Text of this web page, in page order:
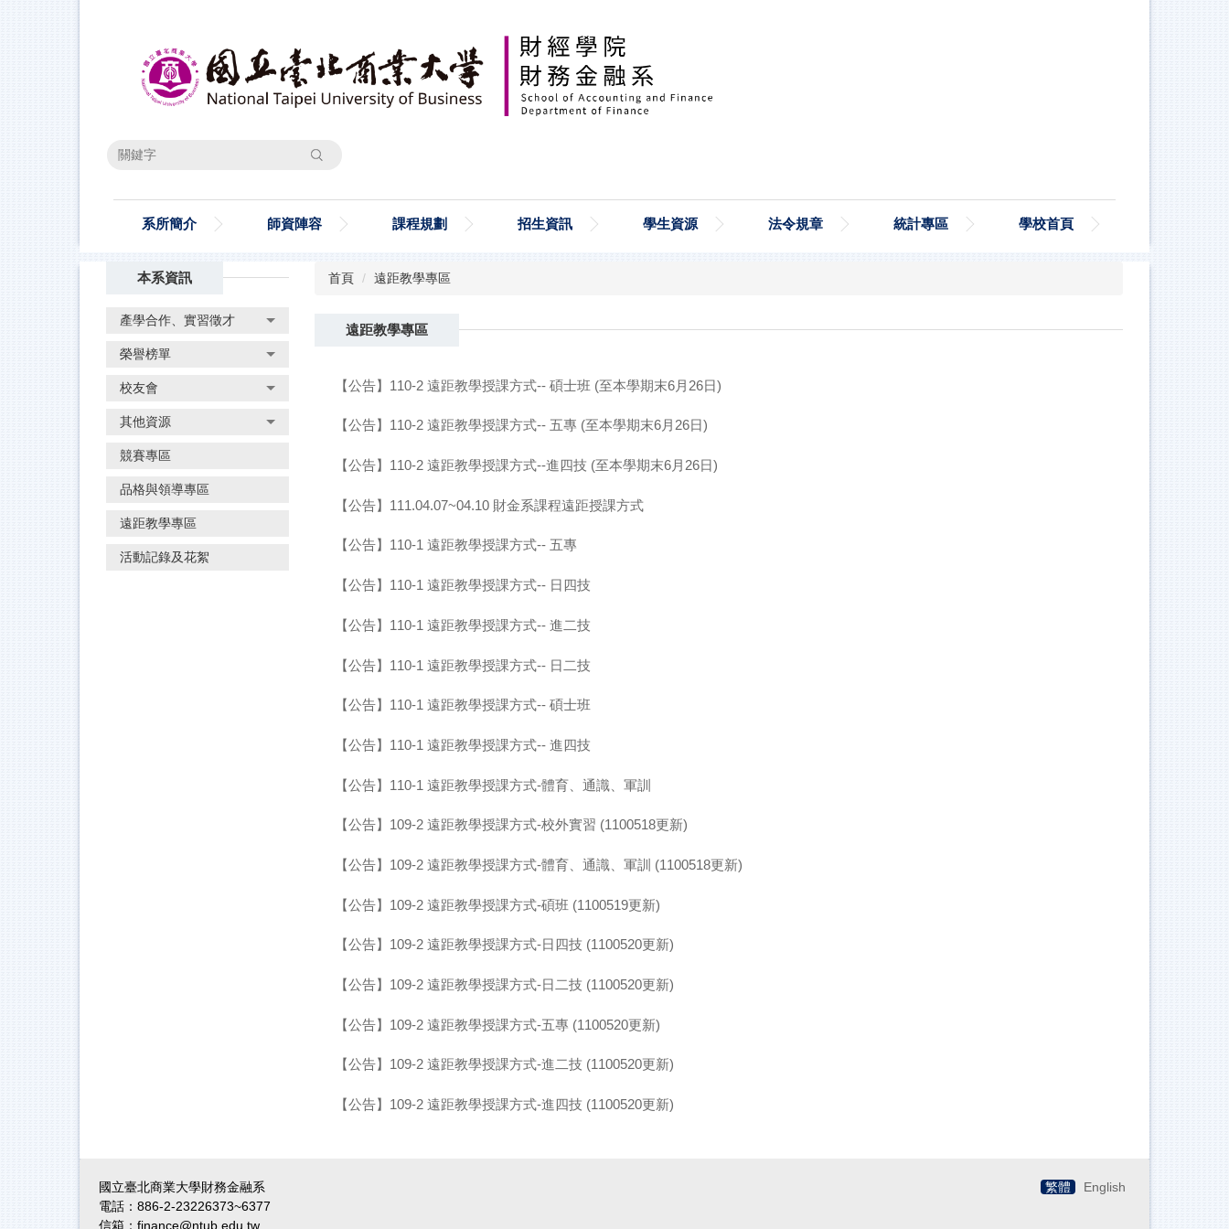
搜尋
系所簡介 師資陣容 課程規劃 招生資訊 學生資源 法令規章 統計專區 學校首頁
本系資訊
產學合作、實習徵才
榮譽榜單
校友會
其他資源
競賽專區
品格與領導專區
遠距教學專區
活動記錄及花絮
首頁 遠距教學專區
遠距教學專區
【公告】110-2 遠距教學授課方式-- 碩士班 (至本學期末6月26日)
【公告】110-2 遠距教學授課方式-- 五專 (至本學期末6月26日)
【公告】110-2 遠距教學授課方式--進四技 (至本學期末6月26日)
【公告】111.04.07~04.10 財金系課程遠距授課方式
【公告】110-1 遠距教學授課方式-- 五專
【公告】110-1 遠距教學授課方式-- 日四技
【公告】110-1 遠距教學授課方式-- 進二技
【公告】110-1 遠距教學授課方式-- 日二技
【公告】110-1 遠距教學授課方式-- 碩士班
【公告】110-1 遠距教學授課方式-- 進四技
【公告】110-1 遠距教學授課方式-體育、通識、軍訓
【公告】109-2 遠距教學授課方式-校外實習 (1100518更新)
【公告】109-2 遠距教學授課方式-體育、通識、軍訓 (1100518更新)
【公告】109-2 遠距教學授課方式-碩班 (1100519更新)
【公告】109-2 遠距教學授課方式-日四技 (1100520更新)
【公告】109-2 遠距教學授課方式-日二技 (1100520更新)
【公告】109-2 遠距教學授課方式-五專 (1100520更新)
【公告】109-2 遠距教學授課方式-進二技 (1100520更新)
【公告】109-2 遠距教學授課方式-進四技 (1100520更新)
繁體 English
國立臺北商業大學財務金融系
電話：886-2-23226373~6377
信箱：finance@ntub.edu.tw